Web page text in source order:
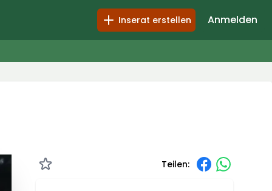
Inserat erstellen Anmelden
Teilen: